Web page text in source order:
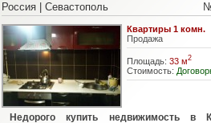
Россия | Севастополь
Квартиры 1 комн.
Продажа
Площадь: 33 м2
Стоимость:
Недорого купить недвижимость в